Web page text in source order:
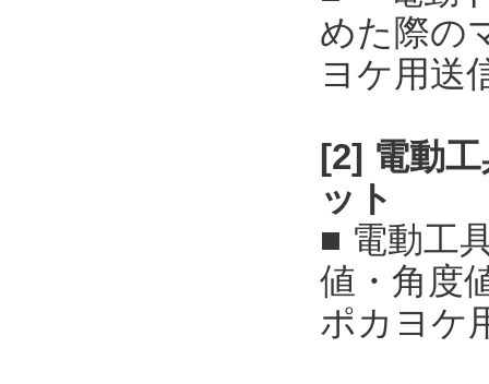
めた際の
ヨケ用送
[2] 電動
ット
■ 電動工
値・角度
ポカヨケ